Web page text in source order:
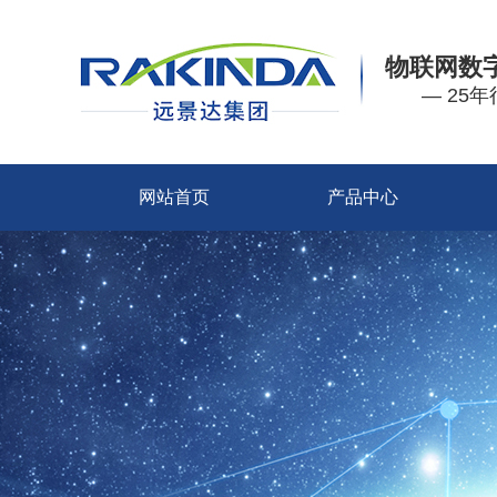
物联网数
— 25年
网站首页 产品中心